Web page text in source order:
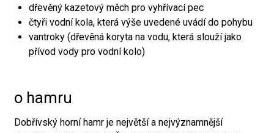
dřevěný kazetový měch pro vyhřívací pec
čtyři vodní kola, která výše uvedené uvádí do pohybu
vantroky (dřevěná koryta na vodu, která slouží jako
přívod vody pro vodní kolo)
o hamru
Dobřívský horní hamr je největší a nejvýznamnější